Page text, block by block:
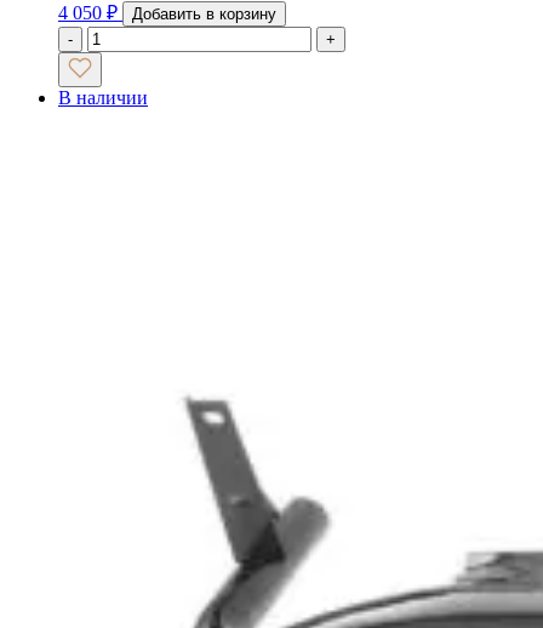
4 050 ₽
Добавить в корзину
-
+
В наличии